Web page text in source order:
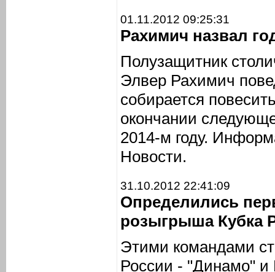
01.11.2012 09:25:31
Рахимич назвал
Полузащитник
Элвер Рахимич
собирается
окончании
2014-м году.
Новости.
31.10.2012 22:41:09
Определились
розыгрыша Кубка
Этими командами
России - "Динамо"